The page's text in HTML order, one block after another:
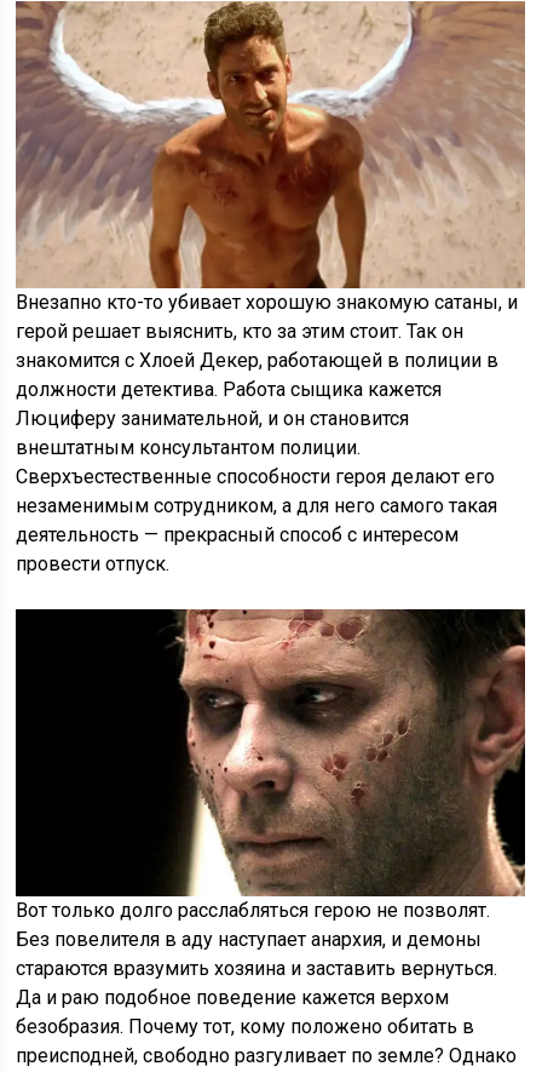
Внезапно кто-то убивает хорошую знакомую сатаны, и
герой решает выяснить, кто за этим стоит. Так он
знакомится с Хлоей Декер, работающей в полиции в
должности детектива. Работа сыщика кажется
Люциферу занимательной, и он становится
внештатным консультантом полиции.
Сверхъестественные способности героя делают его
незаменимым сотрудником, а для него самого такая
деятельность — прекрасный способ с интересом
провести отпуск.
Вот только долго расслабляться герою не позволят.
Без повелителя в аду наступает анархия, и демоны
стараются вразумить хозяина и заставить вернуться.
Да и раю подобное поведение кажется верхом
безобразия. Почему тот, кому положено обитать в
преисподней, свободно разгуливает по земле? Однако